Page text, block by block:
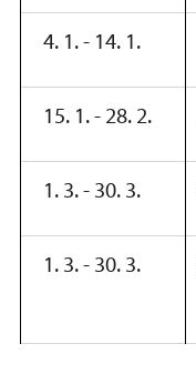
4. 1. - 14. 1.
15. 1. - 28. 2.
1. 3. - 30. 3.
1. 3. - 30. 3.